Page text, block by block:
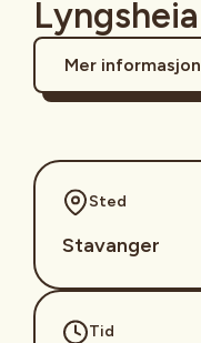
Lyngsheia
Mer informasjon
Sted
Stavanger
Tid